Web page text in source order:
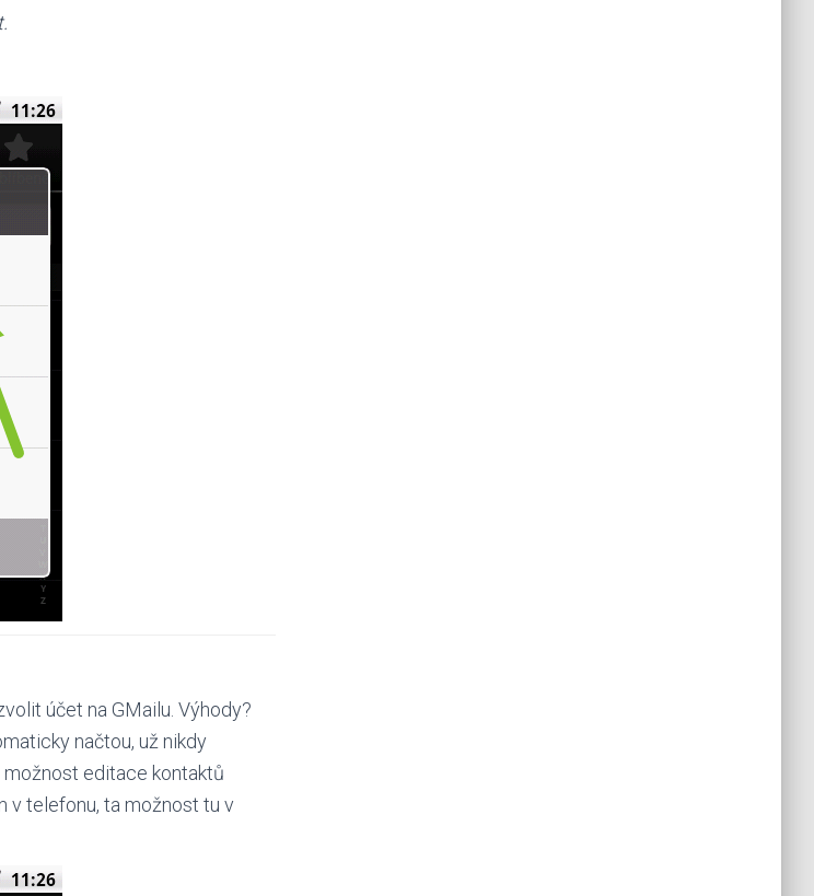
účet na GMailu. Výhody?
načtou, už nikdy
editace kontaktů
v telefonu, ta možnost tu v